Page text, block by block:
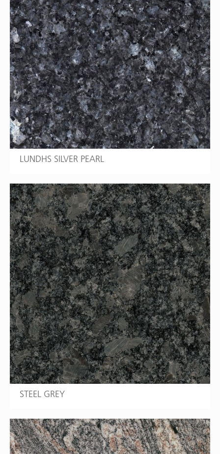
LUNDHS SILVER PEARL
STEEL GREY